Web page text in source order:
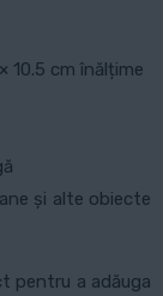
10.5 cm înălțime
și alte obiecte
pentru a adăuga